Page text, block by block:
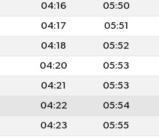
04:16 05:50
04:17 05:51
04:18 05:52
04:20 05:53
04:21 05:53
04:22 05:54
04:23 05:55